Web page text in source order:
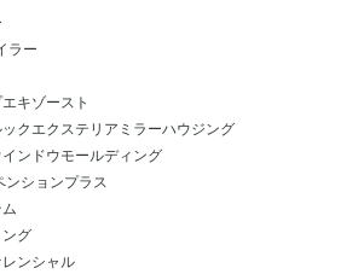
ラー
キゾースト
クエクステリアミラーハウジング
ンドウモールディング
ンションプラス
ング
レンシャル